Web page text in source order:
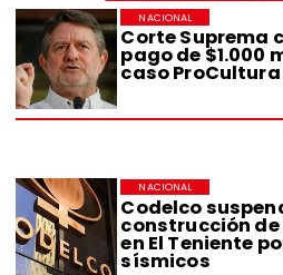
Corte Suprema
pago de $1.000
caso ProCultura
NACIONAL
Codelco
construcción de
en El Teniente
sísmicos
NACIONAL